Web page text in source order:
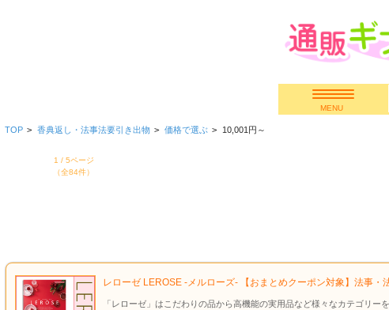
MENU
TOP > 香典返し・法事法要引き出物 > 価格で選ぶ > 10,001円～
1 / 5ページ
（全84件）
レローゼ LEROSE -メルローズ- 【おまとめクーポン対象】法事・
「レローゼ」はこだわりの品から高機能の実用品など様々なカテゴリ